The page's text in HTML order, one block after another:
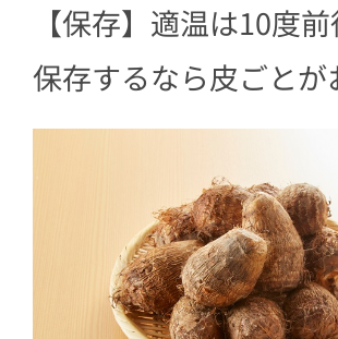
【保存】適温は10度
保存するなら皮ごとが